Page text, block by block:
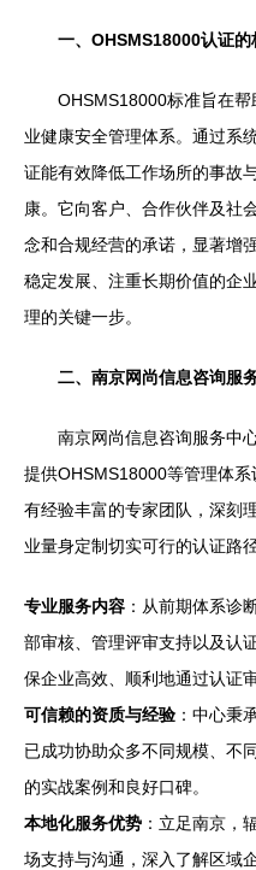
一、OHSMS18000认证
OHSMS18000标准旨在
业健康安全管理体系。通过系
证能有效降低工作场所的事故
康。它向客户、合作伙伴及社
念和合规经营的承诺，显著增
稳定发展、注重长期价值的企
理的关键一步。
二、南京网尚信息咨询服
南京网尚信息咨询服务中
提供OHSMS18000等管理体
有经验丰富的专家团队，深刻
业量身定制切实可行的认证路径
专业服务内容 ：从前期体系诊
部审核、管理评审支持以及认
保企业高效、顺利地通过认证审
可信赖的资质与经验 ：中心秉
已成功协助众多不同规模、不
的实战案例和良好口碑。
本地化服务优势 ：立足南京，
场支持与沟通，深入了解区域